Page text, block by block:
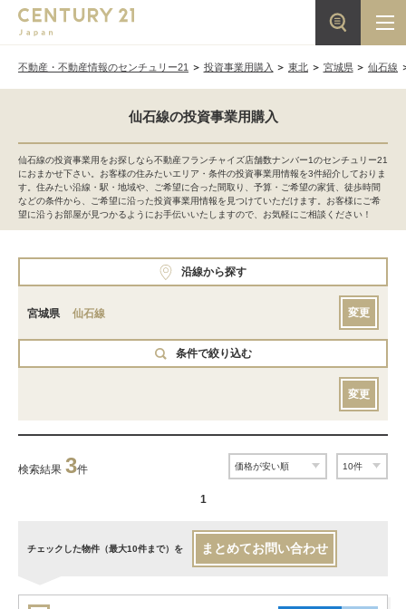
不動産・不動産情報のセンチュリー21 投資事業用購入 東北 宮城県 仙石線
仙石線の投資事業用購入
仙石線の投資事業用をお探しなら不動産フランチャイズ店舗数ナンバー1のセンチュリー21
におまかせ下さい。お客様の住みたいエリア・条件の投資事業用情報を3件紹介しておりま
す。住みたい沿線・駅・地域や、ご希望に合った間取り、予算・ご希望の家賃、徒歩時間
などの条件から、ご希望に沿った投資事業用情報を見つけていただけます。お客様にご希
望に沿うお部屋が見つかるようにお手伝いいたしますので、お気軽にご相談ください！
沿線から探す
宮城県 仙石線 変更
条件で絞り込む
変更
検索結果 3件
1
チェックした物件（最大10件まで）を まとめてお問い合わせ